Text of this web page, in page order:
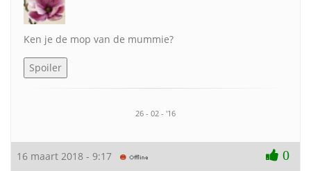
Ken je de mop van de mummie?
26 - 02 - '16
16 maart 2018 - 9:17 0